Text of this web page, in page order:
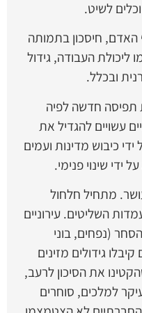
לשיט.
האדם, חיסכון בתמותה
ליכולת העבודה, גידול
ובכלל.
תפיסה חדשה לפיה
עשויים להגדיל את
כיבוש מדינות ועמים
שינוי פנימי.
מתחיל חלחול
השליטים. עירוניים
(נפחים, בוני
גידולים מזינים
את הסיכון לרעב,
למלכים, סוחרים